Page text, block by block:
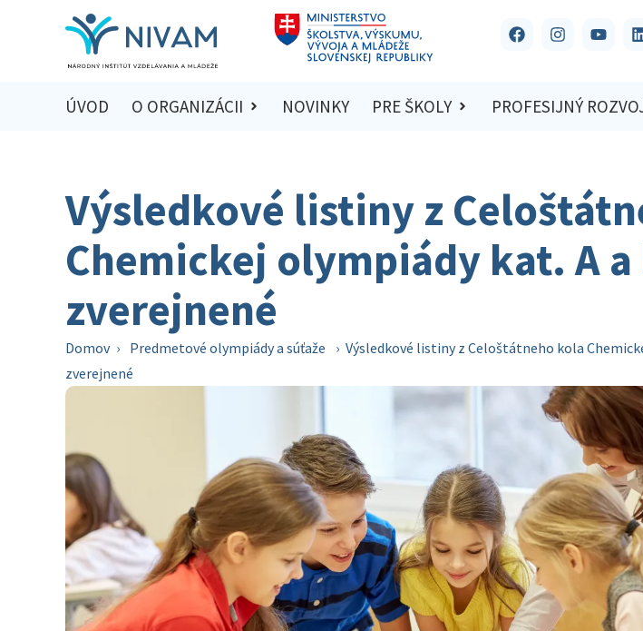
ÚVOD O ORGANIZÁCII NOVINKY PRE ŠKOLY PROFESIJNÝ
Výsledkové listiny z
Chemickej olympiády kat. A a
zverejnené
Domov › Predmetové olympiády a súťaže › Výsledkové listiny z Celoštátneho kola
zverejnené